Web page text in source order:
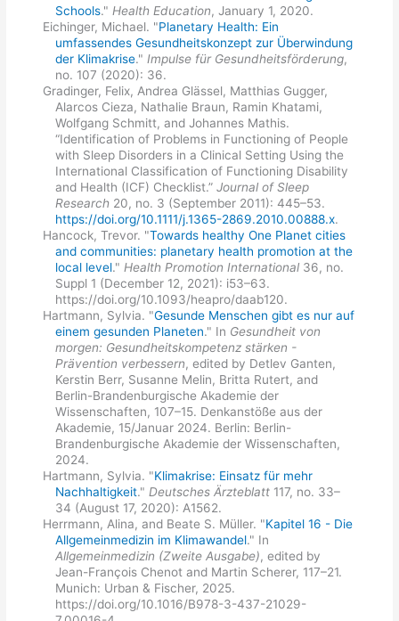
Schools." Health Education, January 1, 2020.
Eichinger, Michael. "Planetary Health: Ein
umfassendes Gesundheitskonzept zur Überwindung
der Klimakrise." Impulse für Gesundheitsförderung,
no. 107 (2020): 36.
Gradinger, Felix, Andrea Glässel, Matthias Gugger,
Alarcos Cieza, Nathalie Braun, Ramin Khatami,
Wolfgang Schmitt, and Johannes Mathis.
“Identification of Problems in Functioning of People
with Sleep Disorders in a Clinical Setting Using the
International Classification of Functioning Disability
and Health (ICF) Checklist.”Journal of Sleep
Research 20, no. 3 (September 2011): 445–53.
https://doi.org/10.1111/j.1365-2869.2010.00888.x.
Hancock, Trevor. "Towards healthy One Planet cities
and communities: planetary health promotion at the
local level." Health Promotion International 36, no.
Suppl 1 (December 12, 2021): i53–63.
https://doi.org/10.1093/heapro/daab120.
Hartmann, Sylvia. "Gesunde Menschen gibt es nur auf
einem gesunden Planeten." In Gesundheit von
morgen: Gesundheitskompetenz stärken -
Prävention verbessern, edited by Detlev Ganten,
Kerstin Berr, Susanne Melin, Britta Rutert, and
Berlin-Brandenburgische Akademie der
Wissenschaften, 107–15. Denkanstöße aus der
Akademie, 15/Januar 2024. Berlin: Berlin-
Brandenburgische Akademie der Wissenschaften,
2024.
Hartmann, Sylvia. "Klimakrise: Einsatz für mehr
Nachhaltigkeit." Deutsches Ärzteblatt 117, no. 33–
34 (August 17, 2020): A1562.
Herrmann, Alina, and Beate S. Müller. "Kapitel 16 - Die
Allgemeinmedizin im Klimawandel." In
Allgemeinmedizin (Zweite Ausgabe), edited by
Jean-François Chenot and Martin Scherer, 117–21.
Munich: Urban & Fischer, 2025.
https://doi.org/10.1016/B978-3-437-21029-